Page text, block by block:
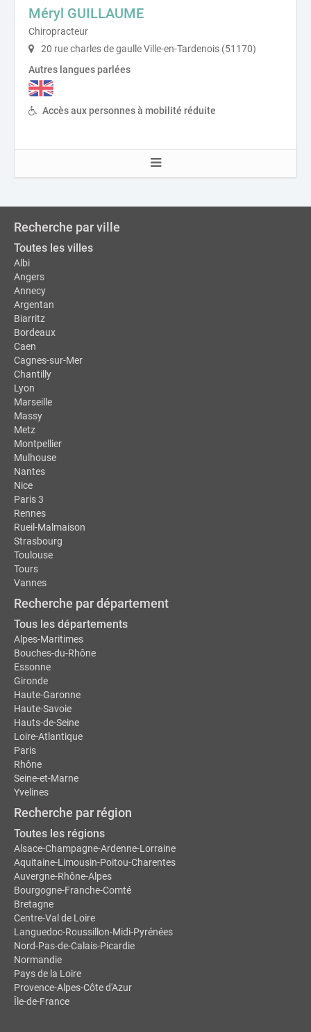
Méryl GUILLAUME
Chiropracteur
20 rue charles de gaulle Ville-en-Tardenois (51170)
Autres langues parlées
Accès aux personnes à mobilité réduite
Recherche par ville
Toutes les villes
Albi
Angers
Annecy
Argentan
Biarritz
Bordeaux
Caen
Cagnes-sur-Mer
Chantilly
Lyon
Marseille
Massy
Metz
Montpellier
Mulhouse
Nantes
Nice
Paris 3
Rennes
Rueil-Malmaison
Strasbourg
Toulouse
Tours
Vannes
Recherche par département
Tous les départements
Alpes-Maritimes
Bouches-du-Rhône
Essonne
Gironde
Haute-Garonne
Haute-Savoie
Hauts-de-Seine
Loire-Atlantique
Paris
Rhône
Seine-et-Marne
Yvelines
Recherche par région
Toutes les régions
Alsace-Champagne-Ardenne-Lorraine
Aquitaine-Limousin-Poitou-Charentes
Auvergne-Rhône-Alpes
Bourgogne-Franche-Comté
Bretagne
Centre-Val de Loire
Languedoc-Roussillon-Midi-Pyrénées
Nord-Pas-de-Calais-Picardie
Normandie
Pays de la Loire
Provence-Alpes-Côte d'Azur
Île-de-France